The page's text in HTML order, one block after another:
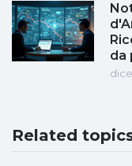
da
Related